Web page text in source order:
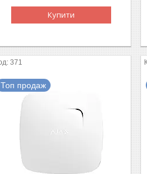
Купити
371
Топ продаж